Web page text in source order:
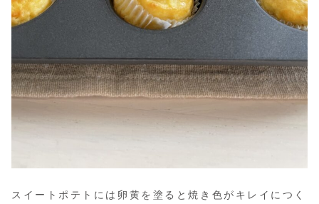
スイートポテトには卵黄を塗ると焼き色がキレイにつく